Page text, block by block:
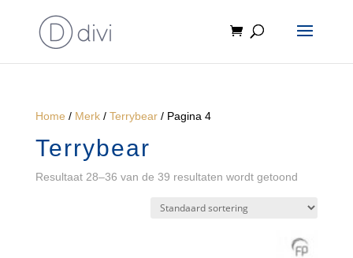
Home / Merk/ Terrybear/ Pagina 4
Terrybear
Resultaat 28–36 van de 39 resultaten wordt getoond